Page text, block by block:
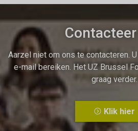
Aarzel niet om ons te contacteren.
e-mail bereiken. Het UZ Brussel
graag verder.
Klik hier